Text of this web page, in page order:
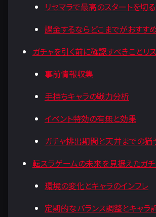
リセマラで最高のスタートを切る
課金するならどこまでがおすす
ガチャを引く前に確認すべきことリ
事前情報収集
手持ちキャラの戦力分析
イベント特効の有無と効果
ガチャ排出期間と天井までの猶
転スラゲームの未来を見据えたガ
環境の変化とキャラのインフレ
定期的なバランス調整とキャラ